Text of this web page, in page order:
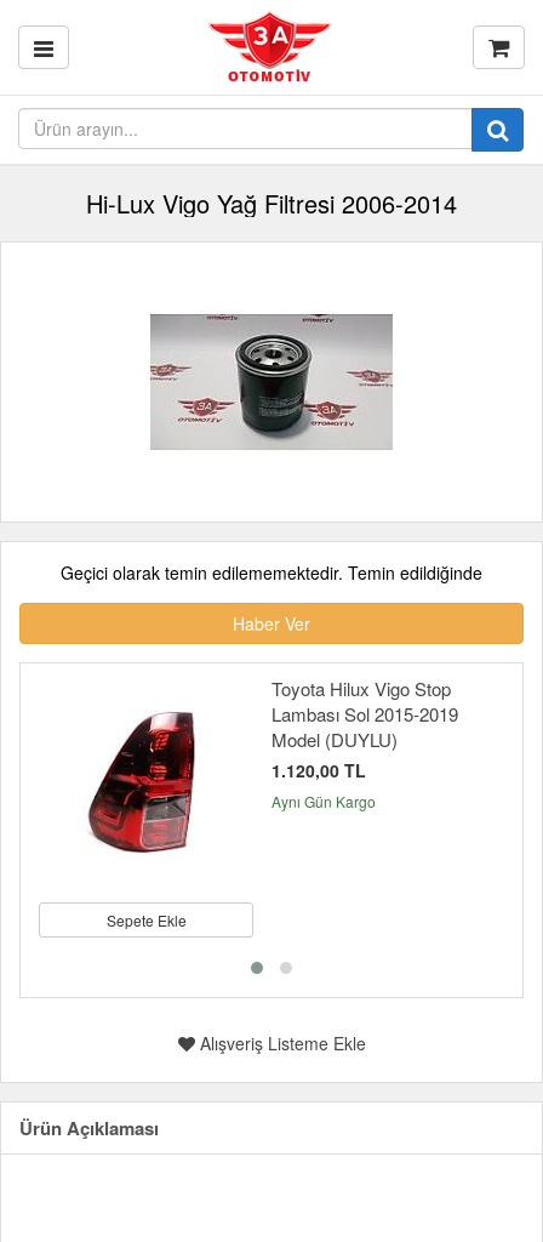
Hi-Lux Vigo Yağ Filtresi 2006-2014
Geçici olarak temin edilememektedir. Temin edildiğinde
Haber Ver
Sepete Ekle
Toyota Hilux Vigo Stop
Lambası Sol 2015-2019
Model (DUYLU)
1.120,00 TL
Aynı Gün Kargo
Alışveriş Listeme Ekle
Ürün Açıklaması